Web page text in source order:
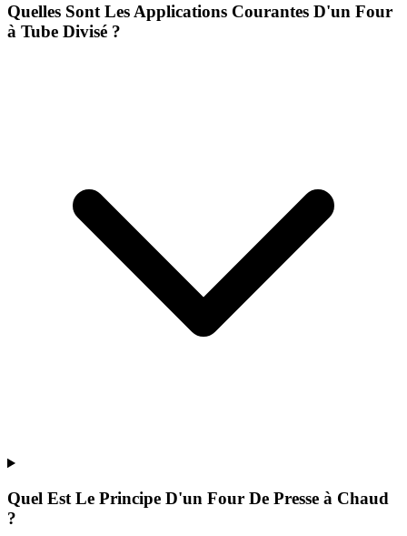
Quelles Sont Les Applications Courantes D'un Four
à Tube Divisé ?
Quel Est Le Principe D'un Four De Presse à Chaud
?